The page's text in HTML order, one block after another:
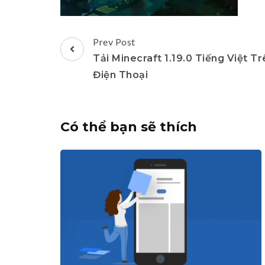
Post
Navigation
Prev Post
Tải Minecraft 1.19.0 Tiếng Việt
Điện Thoại
Có thể bạn sẽ thích